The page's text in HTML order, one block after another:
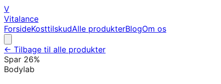
V
Vitalance
ForsideKosttilskudAlle produkterBlogOm os
← Tilbage til alle produkter
Spar 26%
Bodylab